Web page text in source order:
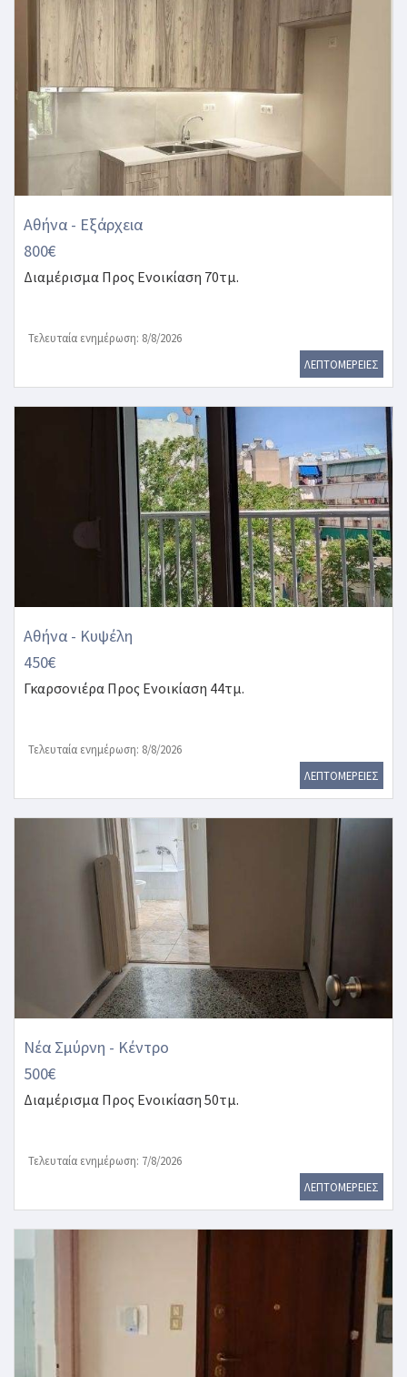
Αθήνα - Εξάρχεια
800€
Διαμέρισμα Προς Ενοικίαση 70τμ.
Τελευταία ενημέρωση: 8/8/2026
ΛΕΠΤΟΜΕΡΕΙΕΣ
Αθήνα - Κυψέλη
450€
Γκαρσονιέρα Προς Ενοικίαση 44τμ.
Τελευταία ενημέρωση: 8/8/2026
ΛΕΠΤΟΜΕΡΕΙΕΣ
Νέα Σμύρνη - Κέντρο
500€
Διαμέρισμα Προς Ενοικίαση 50τμ.
Τελευταία ενημέρωση: 7/8/2026
ΛΕΠΤΟΜΕΡΕΙΕΣ